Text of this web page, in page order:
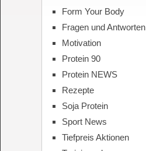
Form Your Body
Fragen und Antworten
Motivation
Protein 90
Protein NEWS
Rezepte
Soja Protein
Sport News
Tiefpreis Aktionen